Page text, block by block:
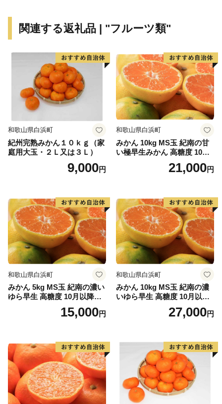
いレストランやカフェ、数多くのイベント等、四季を通
糸島の自然が育んだ特産品を通じて、糸島の魅力をさら
に知っていただければ幸いです。
関連する返礼品 | "フルーツ類"
和歌山県白浜町
紀州完熟みかん１０ｋｇ（家
庭用大玉・２Ｌ又は３Ｌ）
9,000円
和歌山県白浜町
みかん 10kg MS玉 紀南の甘
い極早生みかん 高糖度 10月
以降発送 マルチ被覆栽培
21,000円
和歌山県白浜町
みかん 5kg MS玉 紀南の濃い
ゆら早生 高糖度 10月以降発
送 マルチ被覆栽培15,000円
和歌山県白浜町
みかん 10kg MS玉 紀南の濃
いゆら早生 高糖度 10月以降
発送 マルチ被覆栽培27,000円